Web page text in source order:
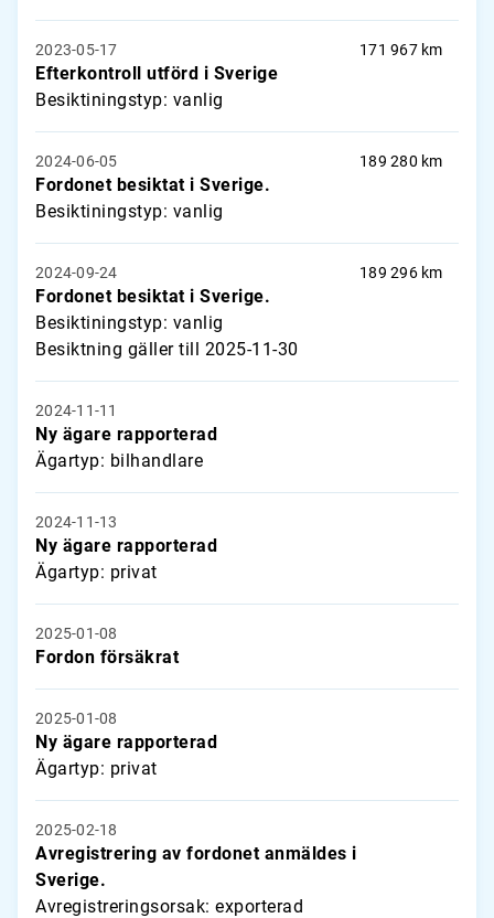
2023-05-17
Efterkontroll utförd i Sverige
Besiktiningstyp: vanlig
171 967 km
2024-06-05
Fordonet besiktat i Sverige.
Besiktiningstyp: vanlig
189 280 km
2024-09-24
Fordonet besiktat i Sverige.
Besiktiningstyp: vanlig
Besiktning gäller till 2025-11-30
189 296 km
2024-11-11
Ny ägare rapporterad
Ägartyp: bilhandlare
2024-11-13
Ny ägare rapporterad
Ägartyp: privat
2025-01-08
Fordon försäkrat
2025-01-08
Ny ägare rapporterad
Ägartyp: privat
2025-02-18
Avregistrering av fordonet anmäldes i
Sverige.
Avregistreringsorsak: exporterad